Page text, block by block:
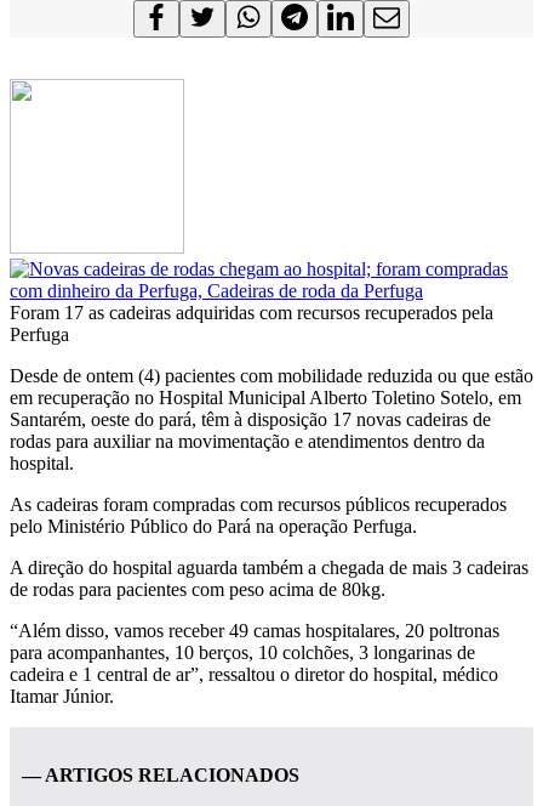
Foram 17 as cadeiras adquiridas com recursos recuperados pela
Perfuga
Desde de ontem (4) pacientes com mobilidade reduzida ou que estão
em recuperação no Hospital Municipal Alberto Toletino Sotelo, em
Santarém, oeste do pará, têm à disposição 17 novas cadeiras de
rodas para auxiliar na movimentação e atendimentos dentro da
hospital.
As cadeiras foram compradas com recursos públicos recuperados
pelo Ministério Público do Pará na operação Perfuga.
A direção do hospital aguarda também a chegada de mais 3 cadeiras
de rodas para pacientes com peso acima de 80kg.
“Além disso, vamos receber 49 camas hospitalares, 20 poltronas
para acompanhantes, 10 berços, 10 colchões, 3 longarinas de
cadeira e 1 central de ar”, ressaltou o diretor do hospital, médico
Itamar Júnior.
— ARTIGOS RELACIONADOS